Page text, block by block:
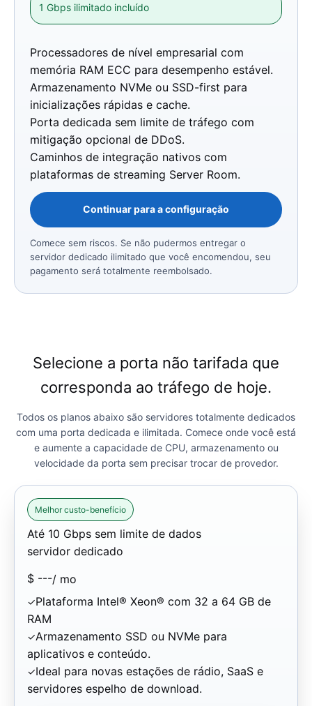
1 Gbps ilimitado incluído
Processadores de nível empresarial com
memória RAM ECC para desempenho estável.
Armazenamento NVMe ou SSD-first para
inicializações rápidas e cache.
Porta dedicada sem limite de tráfego com
mitigação opcional de DDoS.
Caminhos de integração nativos com
plataformas de streaming Server Room.
Continuar para a configuração
Comece sem riscos. Se não pudermos entregar o
servidor dedicado ilimitado que você encomendou, seu
pagamento será totalmente reembolsado.
Selecione a porta não tarifada que
corresponda ao tráfego de hoje.
Todos os planos abaixo são servidores totalmente dedicados
com uma porta dedicada e ilimitada. Comece onde você está
e aumente a capacidade de CPU, armazenamento ou
velocidade da porta sem precisar trocar de provedor.
Melhor custo-benefício
Até 10 Gbps sem limite de dados
servidor dedicado
$ ---/ mo
Plataforma Intel® Xeon® com 32 a 64 GB de
RAM
Armazenamento SSD ou NVMe para
aplicativos e conteúdo.
Ideal para novas estações de rádio, SaaS e
servidores espelho de download.